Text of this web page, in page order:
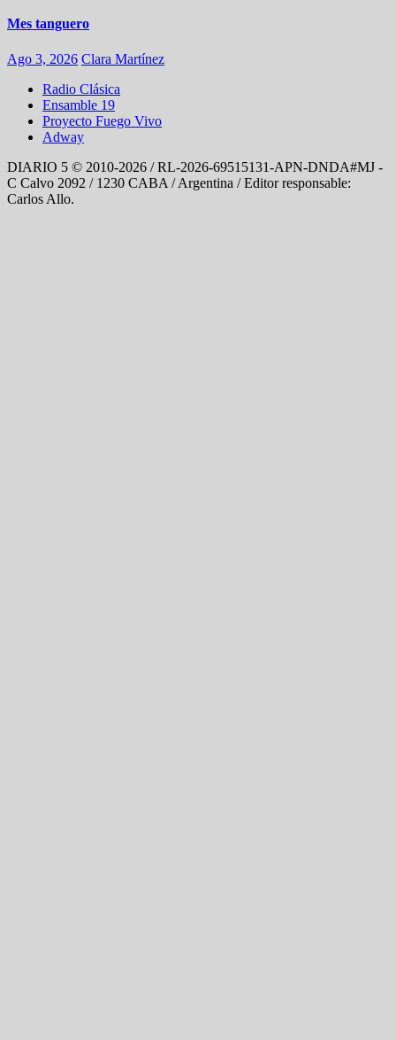
Mes tanguero
Ago 3, 2026 Clara Martínez
Radio Clásica
Ensamble 19
Proyecto Fuego Vivo
Adway
DIARIO 5 © 2010-2026 / RL-2026-69515131-APN-DNDA#MJ -
C Calvo 2092 / 1230 CABA / Argentina / Editor responsable:
Carlos Allo.